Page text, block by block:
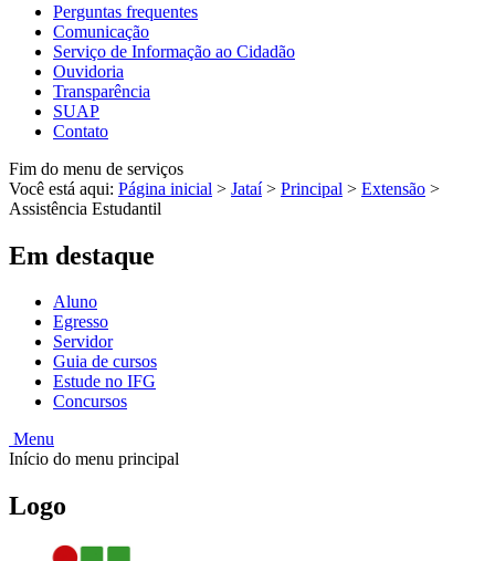
Perguntas frequentes
Comunicação
Serviço de Informação ao Cidadão
Ouvidoria
Transparência
SUAP
Contato
Fim do menu de serviços
Você está aqui: Página inicial > Jataí > Principal > Extensão >
Assistência Estudantil
Em destaque
Aluno
Egresso
Servidor
Guia de cursos
Estude no IFG
Concursos
Menu
Início do menu principal
Logo